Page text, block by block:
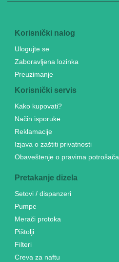
Korisnički nalog
Ulogujte se
Zaboravljena lozinka
Preuzimanje
Korisnički servis
Kako kupovati?
Način isporuke
Reklamacije
Izjava o zaštiti privatnosti
Obaveštenje o pravima potrošača
Pretakanje dizela
Setovi / dispanzeri
Pumpe
Merači protoka
Pištolji
Filteri
Creva za naftu